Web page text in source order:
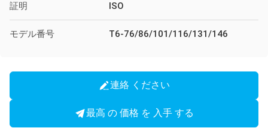
証明 ISO
モデル番号 T6-76/86/101/116/131/146
連絡 ください
最高 の 価格 を 入手 する